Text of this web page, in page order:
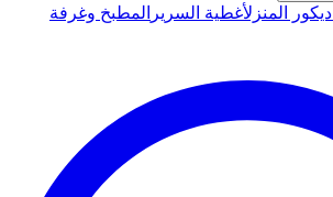
ديكور المنزلأغطية السرير المطبخ وغرفة